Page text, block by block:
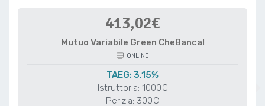
413,02€
Mutuo Variabile Green CheBanca!
ONLINE
TAEG: 3,15%
Istruttoria: 1000€
Perizia: 300€